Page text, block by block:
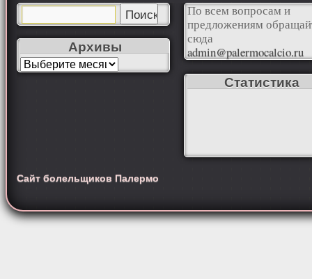
Архивы
По всем вопросам и
предложениям
сюда
admin@palermocalcio.ru
Статистика
Сайт болельщиков Палермо